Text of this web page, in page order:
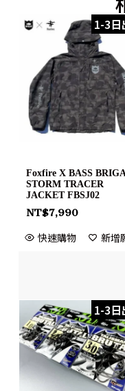
1-3日
Foxfire X BASS
STORM TRACER
JACKET FBSJ02
NT$7,990
快速購物 新增
1-3日